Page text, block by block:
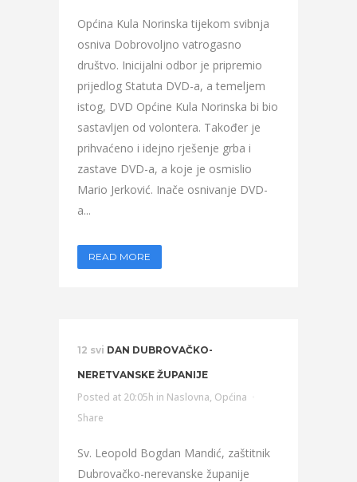
Općina Kula Norinska tijekom svibnja
osniva Dobrovoljno vatrogasno
društvo. Inicijalni odbor je pripremio
prijedlog Statuta DVD-a, a temeljem
istog, DVD Općine Kula Norinska bi bio
sastavljen od volontera. Također je
prihvaćeno i idejno rješenje grba i
zastave DVD-a, a koje je osmislio
Mario Jerković. Inače osnivanje DVD-
a...
READ MORE
12 svi DAN DUBROVAČKO-
NERETVANSKE ŽUPANIJE
Posted at 20:05h in Naslovna, Općina
Share
Sv. Leopold Bogdan Mandić, zaštitnik
Dubrovačko-nerevanske županije